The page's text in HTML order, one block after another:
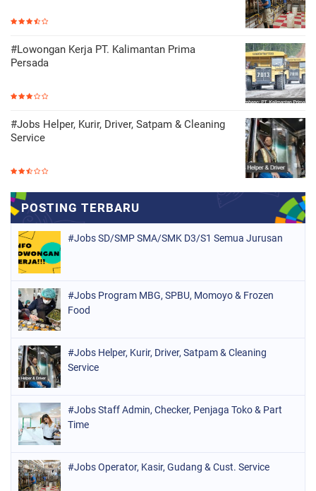
#Lowongan Kerja PT. Kalimantan Prima
Persada
#Jobs Helper, Kurir, Driver, Satpam & Cleaning
Service
#Jobs SD/SMP SMA/SMK D3/S1 Semua Jurusan
#Jobs Program MBG, SPBU, Momoyo & Frozen
Food
#Jobs Helper, Kurir, Driver, Satpam & Cleaning
Service
#Jobs Staff Admin, Checker, Penjaga Toko & Part
Time
#Jobs Operator, Kasir, Gudang & Cust. Service